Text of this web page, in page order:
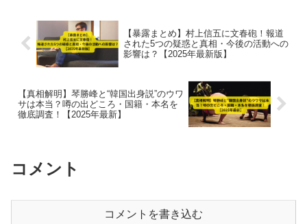
【暴露まとめ】村上信五に文春砲！報道
された5つの疑惑と真相・今後の活動への
影響は？【2025年最新版】
【真相解明】琴勝峰と“韓国出身説”のウワ
サは本当？噂の出どころ・国籍・本名を
徹底調査！【2025年最新】
コメント
コメントを書き込む